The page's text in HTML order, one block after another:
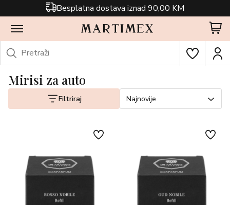
Besplatna dostava iznad 90,00 KM
Mirisi za auto
Filtriraj Najnovije